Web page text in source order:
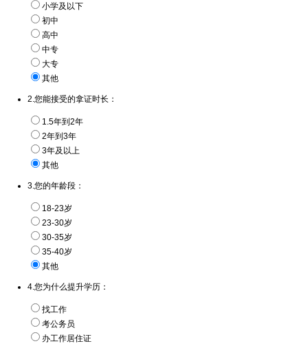
小学及以下
初中
高中
中专
大专
其他
2.您能接受的拿证时长：
1.5年到2年
2年到3年
3年及以上
其他
3.您的年龄段：
18-23岁
23-30岁
30-35岁
35-40岁
其他
4.您为什么提升学历：
找工作
考公务员
办工作居住证